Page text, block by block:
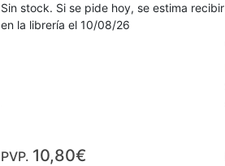
Sin stock. Si se pide hoy, se estima recibir
en la librería el 10/08/26
PVP. 10,80€